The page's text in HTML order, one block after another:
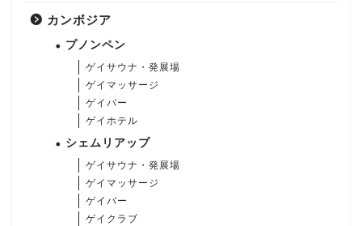
カンボジア
プノンペン
ゲイサウナ・発展場
ゲイマッサージ
ゲイバー
ゲイホテル
シェムリアップ
ゲイサウナ・発展場
ゲイマッサージ
ゲイバー
ゲイクラブ